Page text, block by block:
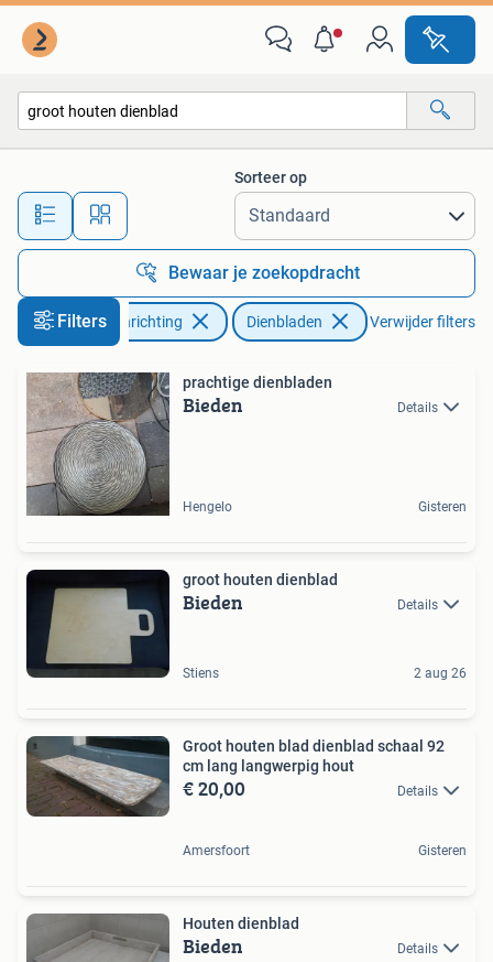
Alle afstanden…
Sorteer op
Bewaar je zoekopdracht
Filters
Huis en Inrichting Dienbladen Verwijder filters
prachtige dienbladen
Bieden Details
Hengelo Gisteren
groot houten dienblad
Bieden Details
Stiens 2 aug 26
Groot houten blad dienblad schaal 92
cm lang langwerpig hout
€ 20,00 Details
Amersfoort Gisteren
Houten dienblad
Bieden Details